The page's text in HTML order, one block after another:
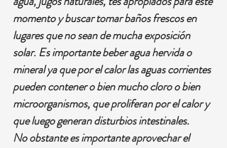
momento y buscar tomar baños frescos en
lugares que no sean de mucha exposición
solar. Es importante beber agua hervida o
mineral ya que por el calor las aguas corrientes
pueden contener o bien mucho cloro o bien
microorganismos, que proliferan por el calor y
que luego generan disturbios intestinales.
No obstante es importante aprovechar el